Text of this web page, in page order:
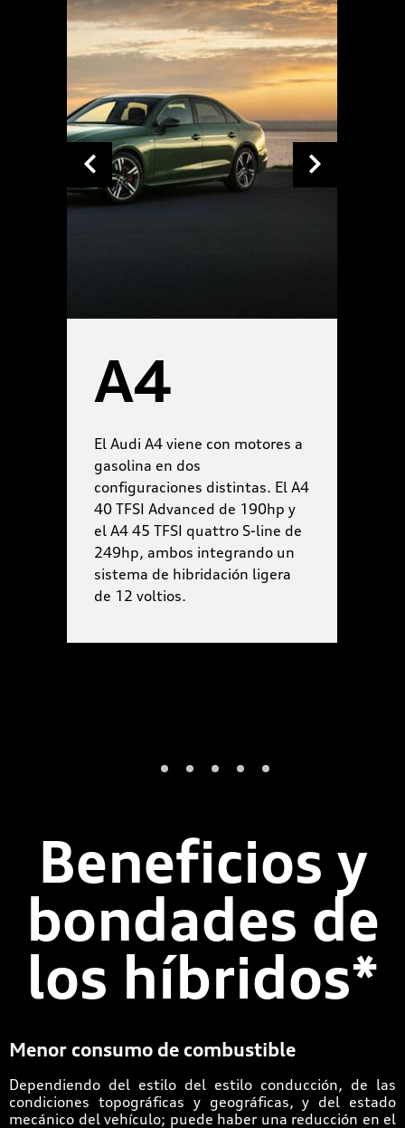
A4
El Audi A4 viene con motores a
gasolina en dos
configuraciones distintas. El A4
40 TFSI Advanced de 190hp y
el A4 45 TFSI quattro S-line de
249hp, ambos integrando un
sistema de hibridación ligera
de 12 voltios.
Beneficios y
bondades de
los híbridos*
Menor consumo de combustible
Dependiendo del estilo del estilo conducción, de las
condiciones topográficas y geográficas, y del estado
mecánico del vehículo; puede haber una reducción en el